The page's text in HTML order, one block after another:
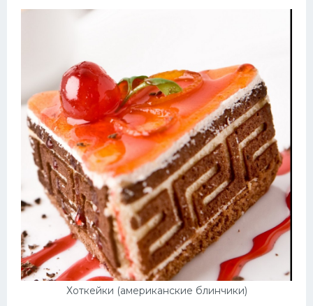
Хоткейки (американские блинчики)